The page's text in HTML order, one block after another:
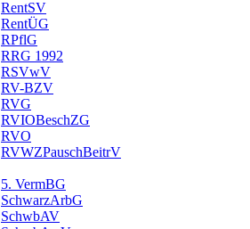
RentSV
RentÜG
RPflG
RRG 1992
RSVwV
RV-BZV
RVG
RVIOBeschZG
RVO
RVWZPauschBeitrV
5. VermBG
SchwarzArbG
SchwbAV